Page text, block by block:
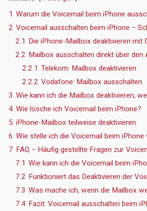
1 Warum die Voicemail beim iPhone
2 Voicemail ausschalten beim iPhone –
2.1 Die iPhone-Mailbox deaktivieren mit
2.2 Mailbox ausschalten direkt über den
2.2.1 Telekom: Mailbox deaktivieren
2.2.2 Vodafone: Mailbox ausschalten
3 Wie kann ich die Mailbox deaktivieren,
4 Wie lösche ich Voicemail beim iPhone?
5 iPhone-Mailbox teilweise deaktivieren
6 Wie stelle ich die Voicemail beim iPhone
7 FAQ – Häufig gestellte Fragen zur
7.1 Wie kann ich die Voicemail beim
7.2 Funktioniert das Deaktivieren der
7.3 Was mache ich, wenn die Mailbox
7.4 Fazit: Voicemail ausschalten beim